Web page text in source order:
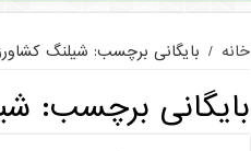
خانه / بایگانی برچسب: شیلنگ کشاورزی 2
بایگانی برچسب: